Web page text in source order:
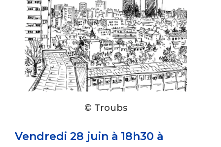
© Troubs
Vendredi 28 juin à 18h30 à